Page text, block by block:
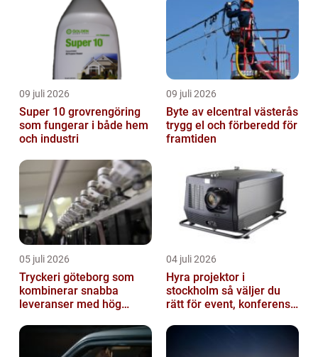
09 juli 2026
Super 10 grovrengöring
som fungerar i både hem
och industri
09 juli 2026
Byte av elcentral västerås
trygg el och förberedd för
framtiden
05 juli 2026
Tryckeri göteborg som
kombinerar snabba
leveranser med hög
04 juli 2026
Hyra projektor i
stockholm så väljer du
rätt för event, konferens